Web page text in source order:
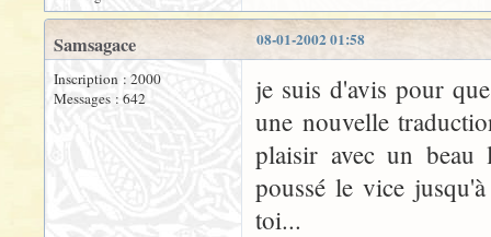
08-01-2002 01:58
Samsagace
Inscription : 2000
Messages : 642
je suis d'avis pour
une nouvelle
plaisir avec un
poussé le vice
toi...